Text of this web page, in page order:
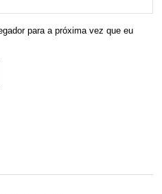
para a próxima vez que eu